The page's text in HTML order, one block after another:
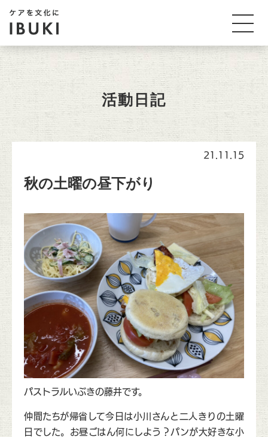
活動日記
21.11.15
秋の土曜の昼下がり
パストラルいぶきの藤井です。
仲間たちが帰省して今日は小川さんと二人きりの土曜
日でした。お昼ごはん何にしよう？パンが大好きな小